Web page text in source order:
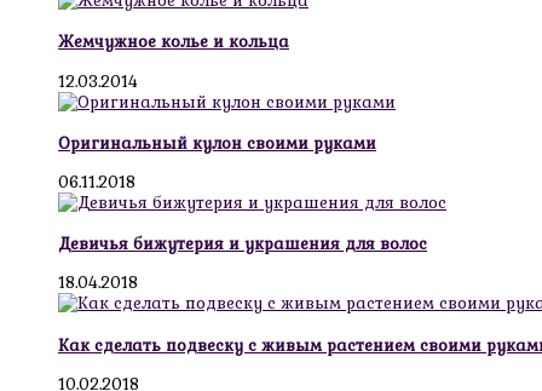
Жемчужное колье и кольца
12.03.2014
Оригинальный кулон своими руками
06.11.2018
Девичья бижутерия и украшения для волос
18.04.2018
Как сделать подвеску с живым растением своими
10.02.2018